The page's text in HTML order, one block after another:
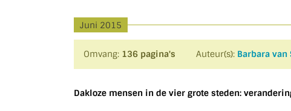
Juni 2015
Omvang: 136 pagina's Auteur(s): Barbara van
Dakloze mensen in de vier grote steden: